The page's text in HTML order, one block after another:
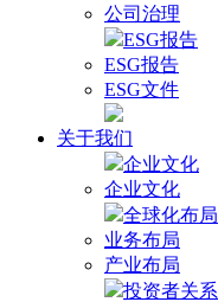
公司治理
ESG报告
ESG报告
ESG文件
关于我们
企业文化
企业文化
全球化布局
业务布局
产业布局
投资者关系